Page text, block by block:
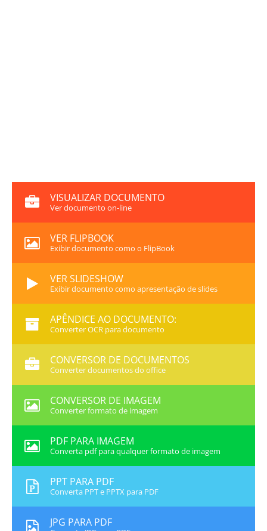
VISUALIZAR DOCUMENTO
Ver documento on-line
VER FLIPBOOK
Exibir documento como o FlipBook
VER SLIDESHOW
Exibir documento como apresentação de slides
APÊNDICE AO DOCUMENTO:
Converter OCR para documento
CONVERSOR DE DOCUMENTOS
Converter documentos do office
CONVERSOR DE IMAGEM
Converter formato de imagem
PDF PARA IMAGEM
Converta pdf para qualquer formato de imagem
PPT PARA PDF
Converta PPT e PPTX para PDF
JPG PARA PDF